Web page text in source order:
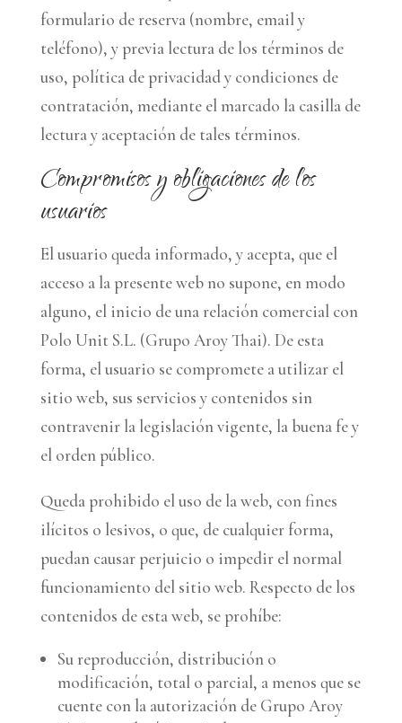
formulario de reserva (nombre, email y
teléfono), y previa lectura de los términos de
uso, política de privacidad y condiciones de
contratación, mediante el marcado la casilla de
lectura y aceptación de tales términos.
Compromisos y obligaciones de los
usuarios
El usuario queda informado, y acepta, que el
acceso a la presente web no supone, en modo
alguno, el inicio de una relación comercial con
Polo Unit S.L. (Grupo Aroy Thai). De esta
forma, el usuario se compromete a utilizar el
sitio web, sus servicios y contenidos sin
contravenir la legislación vigente, la buena fe y
el orden público.
Queda prohibido el uso de la web, con fines
ilícitos o lesivos, o que, de cualquier forma,
puedan causar perjuicio o impedir el normal
funcionamiento del sitio web. Respecto de los
contenidos de esta web, se prohíbe:
Su reproducción, distribución o
modificación, total o parcial, a menos que se
cuente con la autorización de Grupo Aroy